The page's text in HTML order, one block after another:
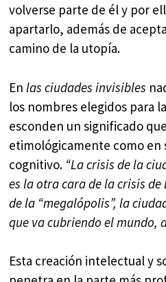
volverse parte de él y por
apartarlo, además de
camino de la utopía.
Enlas ciudades invisibles
los nombres elegidos para
esconden un significado
etimológicamente como en
cognitivo. “La crisis de la
es la otra cara de la crisis
de la “megalópolis”, la
que va cubriendo el mundo,
Esta creación intelectual y